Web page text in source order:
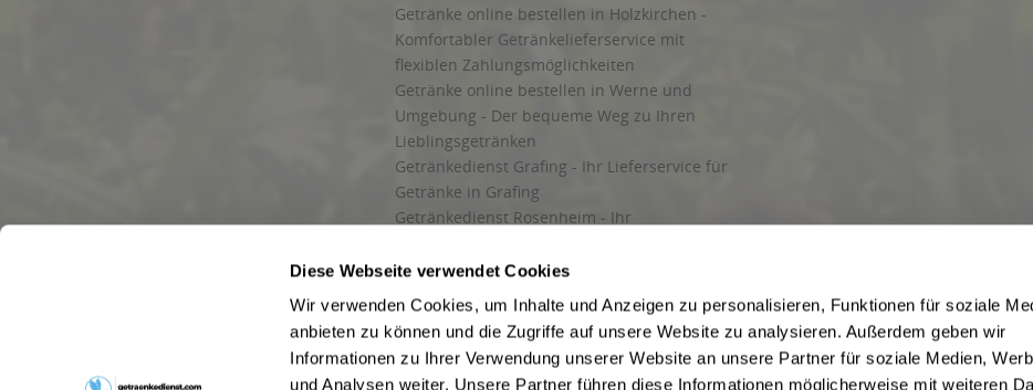
Diese Webseite verwendet Cookies
Wir verwenden Cookies, um Inhalte und Anzeigen zu personalisieren, Funktionen für soziale
anbieten zu können und die Zugriffe auf unsere Website zu analysieren. Außerdem geben wir
Informationen zu Ihrer Verwendung unserer Website an unsere Partner für soziale Medien,
und Analysen weiter. Unsere Partner führen diese Informationen möglicherweise mit weiteren
Getränke online bestellen in Holzkirchen -
Komfortabler Getränkelieferservice mit
flexiblen Zahlungsmöglichkeiten
Getränke online bestellen in Werne und
Umgebung - Der bequeme Weg zu Ihren
Lieblingsgetränken
Getränkedienst Grafing - Ihr Lieferservice für
Getränke in Grafing
Getränkedienst Rosenheim - Ihr
und Umgebung
Liefergebiet
Lieferservice für Getränke
Wir liefern Getränke